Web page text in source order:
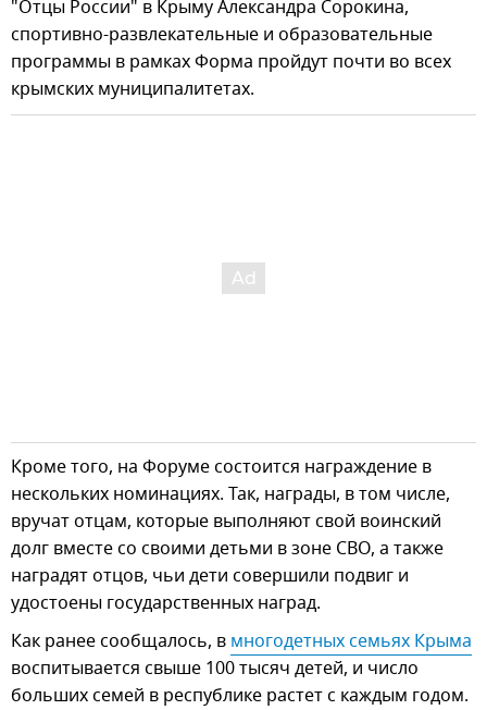
"Отцы России" в Крыму Александра Сорокина,
спортивно-развлекательные и образовательные
программы в рамках Форма пройдут почти во всех
крымских муниципалитетах.
Кроме того, на Форуме состоится награждение в
нескольких номинациях. Так, награды, в том числе,
вручат отцам, которые выполняют свой воинский
долг вместе со своими детьми в зоне СВО, а также
наградят отцов, чьи дети совершили подвиг и
удостоены государственных наград.
Как ранее сообщалось, в многодетных семьях Крыма
воспитывается свыше 100 тысяч детей, и число
больших семей в республике растет с каждым годом.